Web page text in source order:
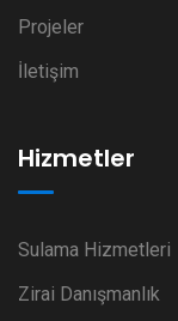
Projeler
İletişim
Hizmetler
Sulama Hizmetleri
Zirai Danışmanlık